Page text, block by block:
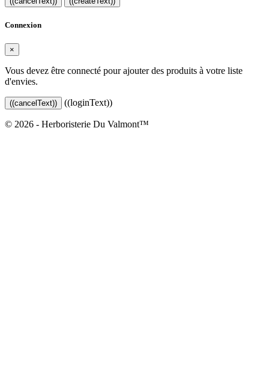
Connexion
×
Vous devez être connecté pour ajouter des produits à votre liste
d'envies.
((cancelText)) ((loginText))
© 2026 - Herboristerie Du Valmont™